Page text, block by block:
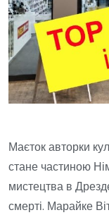
Маєток авторки
стане частиною
мистецтва в
смерті. Марайке